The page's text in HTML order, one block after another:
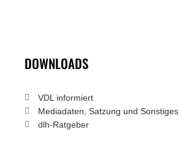
DOWNLOADS
VDL informiert
Mediadaten, Satzung und Sonstiges
dlh-Ratgeber